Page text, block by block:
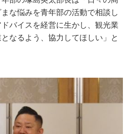
な悩みを青年部の活動で相談し
バイスを経営に生かし、観光業
なるよう、協力してほしい」と